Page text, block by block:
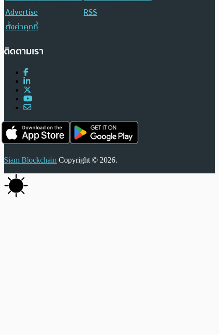
Advertise
RSS
ตั้งค่าคุกกี้
ติดตามเรา
Siam Blockchain Copyright © 2026.